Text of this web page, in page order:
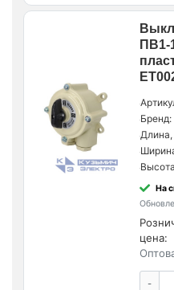
ПВ1-
Бренд:
На
цена:
-